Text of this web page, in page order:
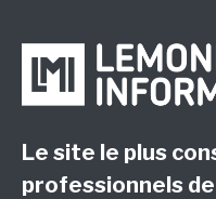
Le site le plus
professionnels de